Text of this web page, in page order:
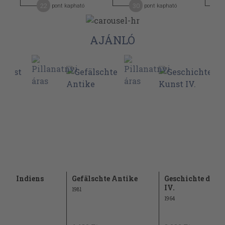
pont kapható pont kapható
AJÁNLÓ
Indiens Gefälschte Antike
1981
Geschichte der
IV.
1964